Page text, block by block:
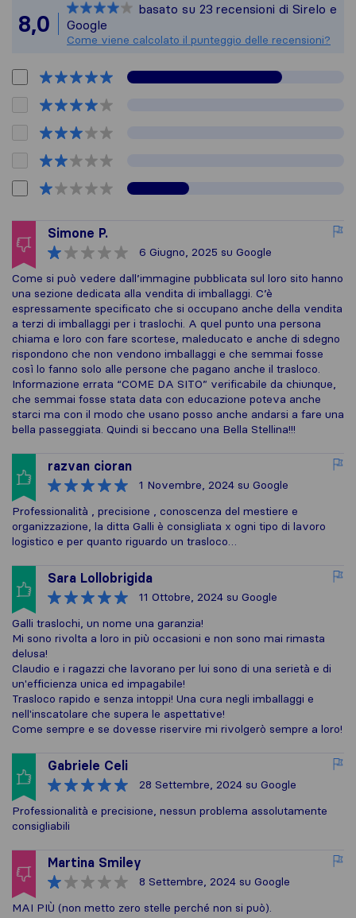
Tutte le
8,0
basato su 23 recensioni di Sirelo e
Google
Come viene calcolato il punteggio delle recensioni?
Simone P.
6 Giugno, 2025 su Google
Come si può vedere dall’immagine pubblicata sul loro sito hanno
una sezione dedicata alla vendita di imballaggi. C’è
espressamente specificato che si occupano anche della vendita
a terzi di imballaggi per i traslochi. A quel punto una persona
chiama e loro con fare scortese, maleducato e anche di sdegno
rispondono che non vendono imballaggi e che semmai fosse
così lo fanno solo alle persone che pagano anche il trasloco.
Informazione errata “COME DA SITO” verificabile da chiunque,
che semmai fosse stata data con educazione poteva anche
starci ma con il modo che usano posso anche andarsi a fare una
bella passeggiata. Quindi si beccano una Bella Stellina!!!
razvan cioran
1 Novembre, 2024 su Google
Professionalità , precisione , conoscenza del mestiere e
organizzazione, la ditta Galli è consigliata x ogni tipo di lavoro
logistico e per quanto riguardo un trasloco…
Sara Lollobrigida
11 Ottobre, 2024 su Google
Galli traslochi, un nome una garanzia!
Mi sono rivolta a loro in più occasioni e non sono mai rimasta
delusa!
Claudio e i ragazzi che lavorano per lui sono di una serietà e di
un'efficienza unica ed impagabile!
Trasloco rapido e senza intoppi! Una cura negli imballaggi e
nell'inscatolare che supera le aspettative!
Come sempre e se dovesse riservire mi rivolgerò sempre a loro!
Gabriele Celi
28 Settembre, 2024 su Google
Professionalità e precisione, nessun problema assolutamente
consigliabili
Martina Smiley
8 Settembre, 2024 su Google
MAI PIÙ (non metto zero stelle perché non si può).